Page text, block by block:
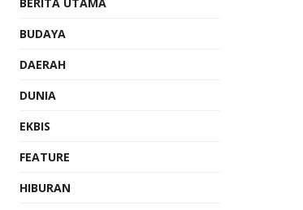
BUDAYA
DAERAH
DUNIA
EKBIS
FEATURE
HIBURAN